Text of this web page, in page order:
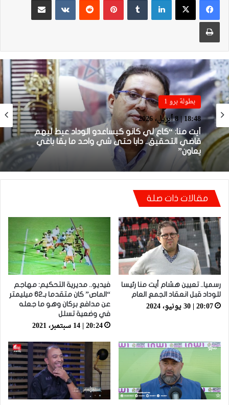
طباعة
بطولة برو 1
18:48 | 8 أبريل، 2026
أيت منا: “كاع لي كانو كيساعدو الوداد عيط ليهم
قاضي التحقيق.. دابا حتى شي واحد ما بقا باغي
يعاون”
بطولة برو 1
22:23 | 6 أبريل، 2026
توالي النتائج السلبية يلاحق الوداد الرياضي بعد
تعادل جديد أمام الدفاع الحسني الجديدي
مقالات ذات صلة
رسميا.. تعيين هشام أيت منا رئيسا
للوداد قبل انعقاد الجمع العام
20:07 | 30 يونيو، 2024
فيديو.. مديرية التحكيم: مهاجم
“الماص” كان متقدما بـ62 ميليمتر
عن مدافع بركان وهو ما جعله
في وضعية تسلل
20:24 | 14 سبتمبر، 2021